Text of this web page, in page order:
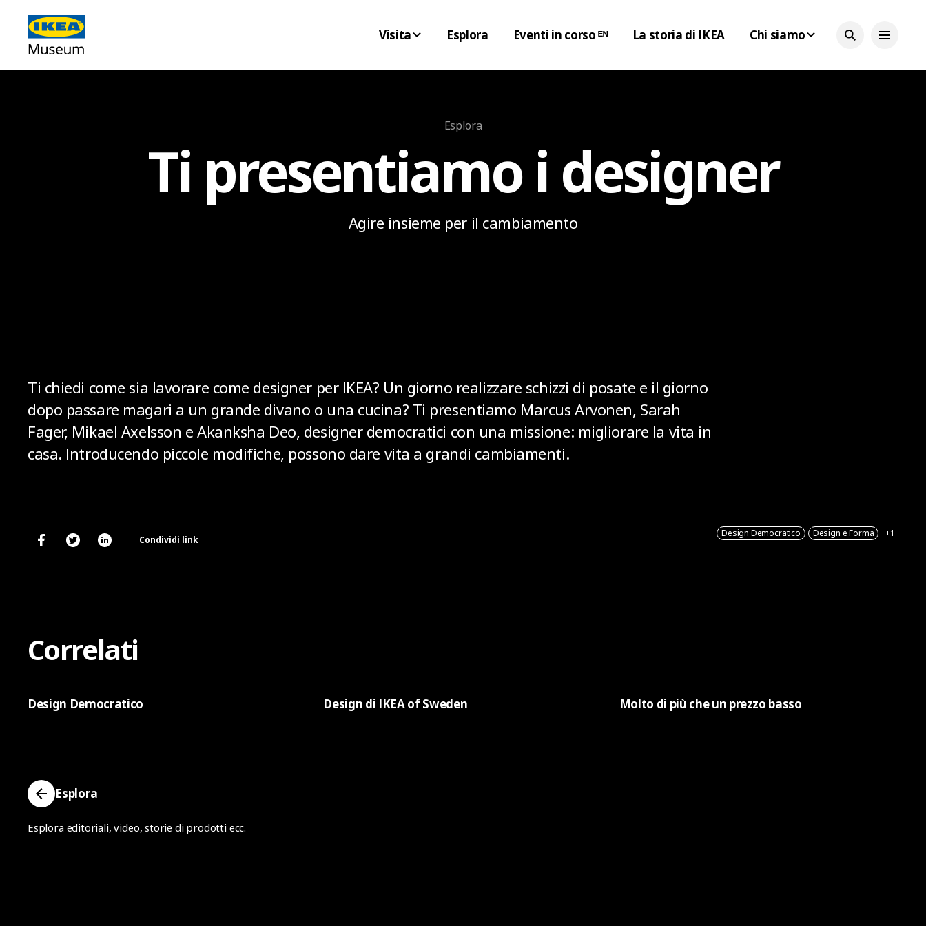
Visita Esplora Eventi in corso ᴱᴺ La storia di IKEA Chi siamo
Esplora
Ti presentiamo i designer
Agire insieme per il cambiamento
Ti chiedi come sia lavorare come designer per IKEA? Un giorno realizzare schizzi di posate e il giorno
dopo passare magari a un grande divano o una cucina? Ti presentiamo Marcus Arvonen, Sarah
Fager, Mikael Axelsson e Akanksha Deo, designer democratici con una missione: migliorare la vita in
casa. Introducendo piccole modifiche, possono dare vita a grandi cambiamenti.
Condividi link
Design Democratico Design e Forma +1
Correlati
Design Democratico Design di IKEA of Sweden Molto di più che un prezzo basso
Esplora
Esplora editoriali, video, storie di prodotti ecc.